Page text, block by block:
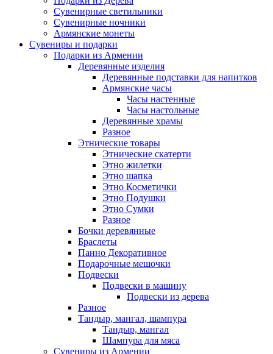
Сувенирные светильники
Сувенирные ночники
Армянские монеты
Сувениры и подарки
Подарки из Армении
Деревянные изделия
Деревянные подставки для напитков
Армянские часы
Часы настенные
Часы настольные
Деревянные храмы
Разное
Этнические товары
Этнические скатерти
Этно жилетки
Этно шапка
Этно Косметички
Этно Подушки
Этно Сумки
Разное
Бочки деревянные
Браслеты
Панно Декоративное
Подарочные мешочки
Подвески
Подвески в машину
Подвески из дерева
Разное
Тандыр, мангал, шампура
Тандыр, мангал
Шампура для мяса
Сувениры из Армении